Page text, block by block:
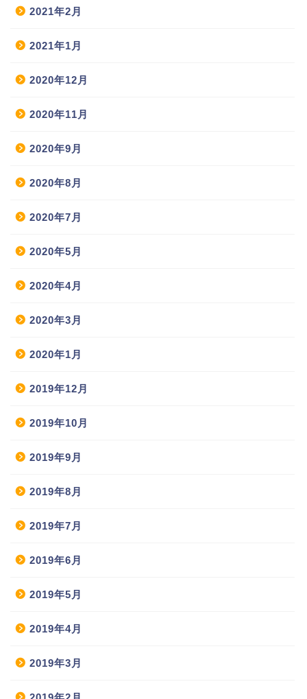
2021年2月
2021年1月
2020年12月
2020年11月
2020年9月
2020年8月
2020年7月
2020年5月
2020年4月
2020年3月
2020年1月
2019年12月
2019年10月
2019年9月
2019年8月
2019年7月
2019年6月
2019年5月
2019年4月
2019年3月